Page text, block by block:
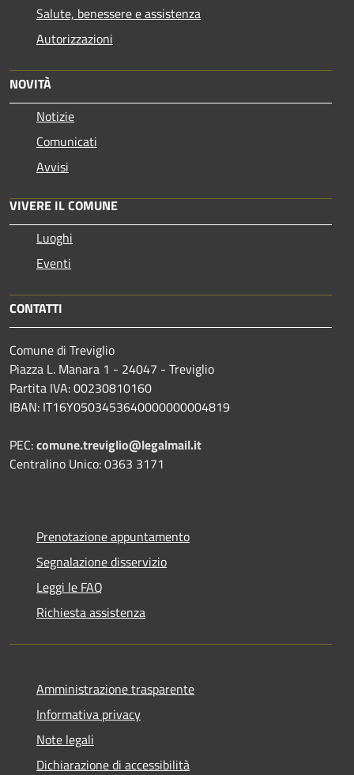
Salute, benessere e assistenza
Autorizzazioni
NOVITÀ
Notizie
Comunicati
Avvisi
VIVERE IL COMUNE
Luoghi
Eventi
CONTATTI
Comune di Treviglio
Piazza L. Manara 1 - 24047 - Treviglio
Partita IVA: 00230810160
IBAN: IT16Y0503453640000000004819
PEC:comune.treviglio@legalmail.it
Centralino Unico: 0363 3171
Prenotazione appuntamento
Segnalazione disservizio
Leggi le FAQ
Richiesta assistenza
Amministrazione trasparente
Informativa privacy
Note legali
Dichiarazione di accessibilità